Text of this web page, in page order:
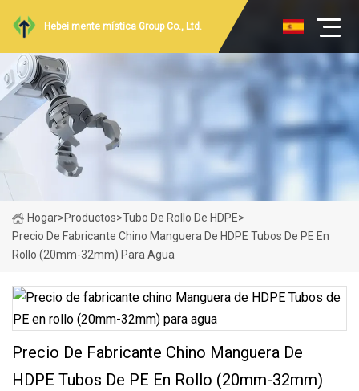
Hebei mente mística Group Co., Ltd.
Hogar>Productos>Tubo De Rollo De HDPE>
Precio De Fabricante Chino Manguera De HDPE Tubos De PE En
Rollo (20mm-32mm) Para Agua
Precio De Fabricante Chino Manguera De
HDPE Tubos De PE En Rollo (20mm-32mm)